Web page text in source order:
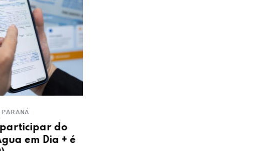
do
em Dia + é